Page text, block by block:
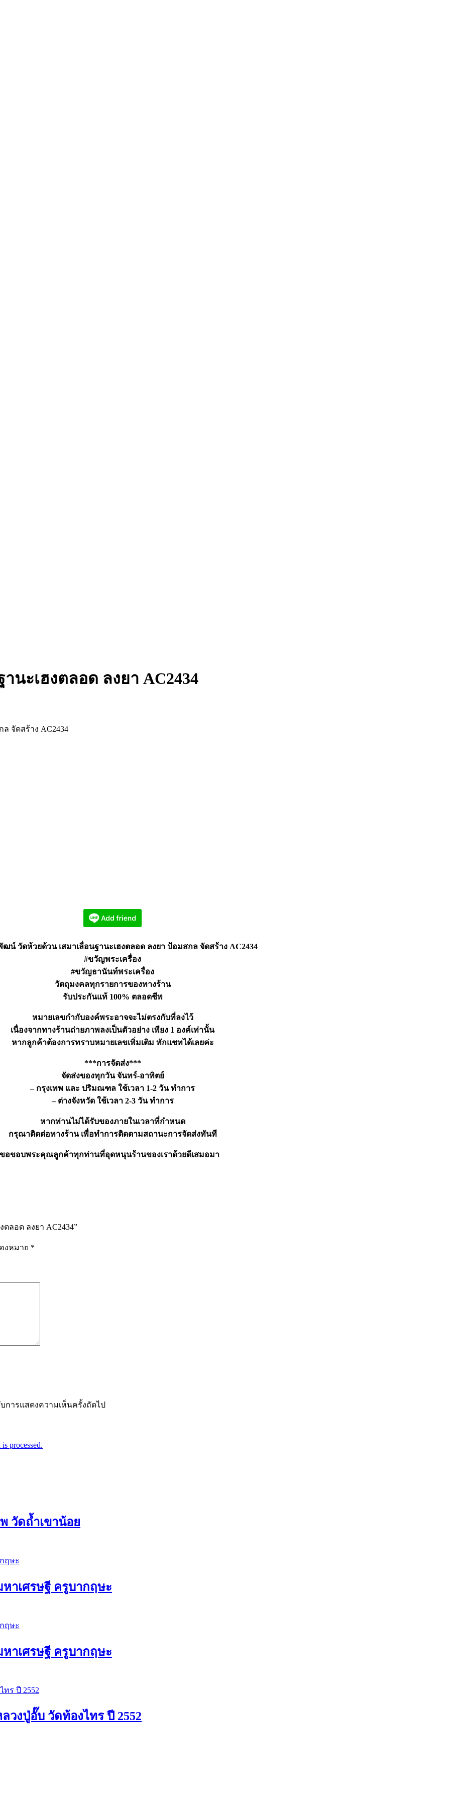
ะเฮงตลอด ลงยา AC2434
จัดสร้าง AC2434
น์ วัดห้วยด้วน เสมาเลื่อนฐานะเฮงตลอด ลงยา ป้อมสกล จัดสร้าง AC2434
#ขวัญพระเครื่อง
#ขวัญธานันท์พระเครื่อง
วัตถุมงคลทุกรายการของทางร้าน
รับประกันแท้ 100% ตลอดชีพ
หมายเลขกำกับองค์พระอาจจะไม่ตรงกับที่ลงไว้
เนื่องจากทางร้านถ่ายภาพลงเป็นตัวอย่าง เพียง 1 องค์เท่านั้น
หากลูกค้าต้องการทราบหมายเลขเพิ่มเติม ทักแชทได้เลยค่ะ
***การจัดส่ง***
จัดส่งของทุกวัน จันทร์-อาทิตย์
– กรุงเทพ และ ปริมณฑล ใช้เวลา 1-2 วัน ทำการ
– ต่างจังหวัด ใช้เวลา 2-3 วัน ทำการ
หากท่านไม่ได้รับของภายในเวลาที่กำหนด
กรุณาติดต่อทางร้าน เพื่อทำการติดตามสถานะการจัดส่งทันที
ขอขอบพระคุณลูกค้าทุกท่านที่อุดหนุนร้านของเราด้วยดีเสมอมา
ลอด ลงยา AC2434”
งหมาย *
การแสดงความเห็นครั้งถัดไป
processed.
วัดถ้ำเขาน้อย
าเศรษฐี ครูบากฤษะ
าเศรษฐี ครูบากฤษะ
งปู่อั๊บ วัดท้องไทร ปี 2552